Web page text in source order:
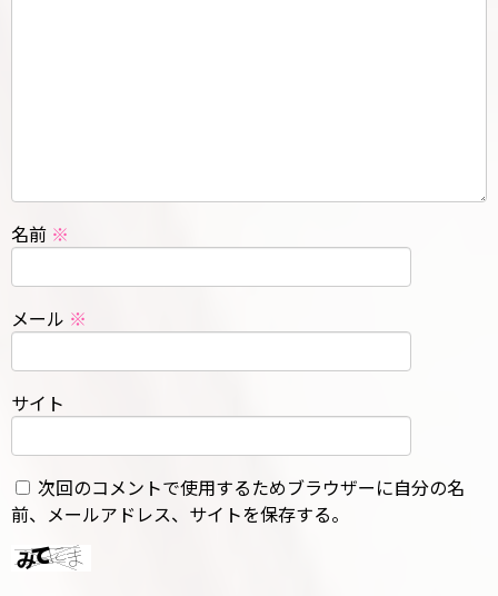
名前 ※
メール ※
サイト
次回のコメントで使用するためブラウザーに自分の名
前、メールアドレス、サイトを保存する。